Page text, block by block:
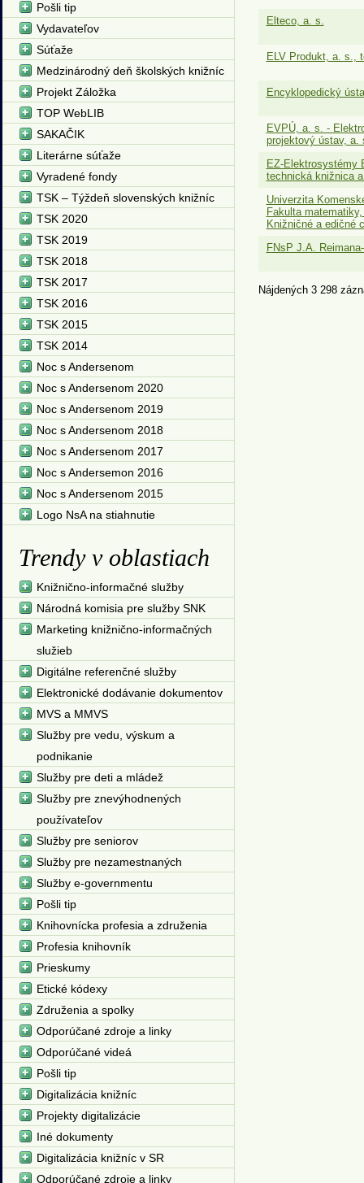
Elteco, a. s.
ELV Produkt, a. s.,
Encyklopedický
EVPÚ, a. s. -
projektový ústav, a.
EZ-Elektrosystémy
technická knižnica
Univerzita
Fakulta
Knižničné a edičné
FNsP J.A.
Nájdených 3 298
Pošli tip
Vydavateľov
Súťaže
Medzinárodný deň školských knižníc
Projekt Záložka
TOP WebLIB
SAKAČIK
Literárne súťaže
Vyradené fondy
TSK – Týždeň slovenských knižníc
TSK 2020
TSK 2019
TSK 2018
TSK 2017
TSK 2016
TSK 2015
TSK 2014
Noc s Andersenom
Noc s Andersenom 2020
Noc s Andersenom 2019
Noc s Andersenom 2018
Noc s Andersenom 2017
Noc s Andersemon 2016
Noc s Andersenom 2015
Logo NsA na stiahnutie
Trendy v oblastiach
Knižnično-informačné služby
Národná komisia pre služby SNK
Marketing knižnično-informačných
služieb
Digitálne referenčné služby
Elektronické dodávanie dokumentov
MVS a MMVS
Služby pre vedu, výskum a
podnikanie
Služby pre deti a mládež
Služby pre znevýhodnených
používateľov
Služby pre seniorov
Služby pre nezamestnaných
Služby e-governmentu
Pošli tip
Knihovnícka profesia a združenia
Profesia knihovník
Prieskumy
Etické kódexy
Združenia a spolky
Odporúčané zdroje a linky
Odporúčané videá
Pošli tip
Digitalizácia knižníc
Projekty digitalizácie
Iné dokumenty
Digitalizácia knižníc v SR
Odporúčané zdroje a linky